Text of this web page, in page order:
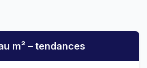
m² – tendances